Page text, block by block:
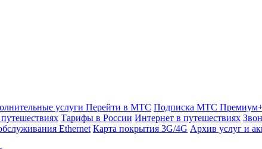
услуги Перейти в МТС Подписка МТС
Тарифы в России Интернет в путешествиях
Ethernet Карта покрытия 3G/4G Архив услуг и